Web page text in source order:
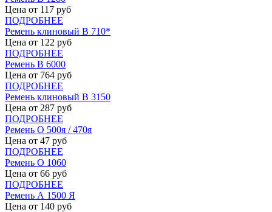
Цена от 117 руб
ПОДРОБНЕЕ
Ремень клиновый В 710*
Цена от 122 руб
ПОДРОБНЕЕ
Ремень В 6000
Цена от 764 руб
ПОДРОБНЕЕ
Ремень клиновый В 3150
Цена от 287 руб
ПОДРОБНЕЕ
Ремень О 500я / 470я
Цена от 47 руб
ПОДРОБНЕЕ
Ремень О 1060
Цена от 66 руб
ПОДРОБНЕЕ
Ремень А 1500 Я
Цена от 140 руб